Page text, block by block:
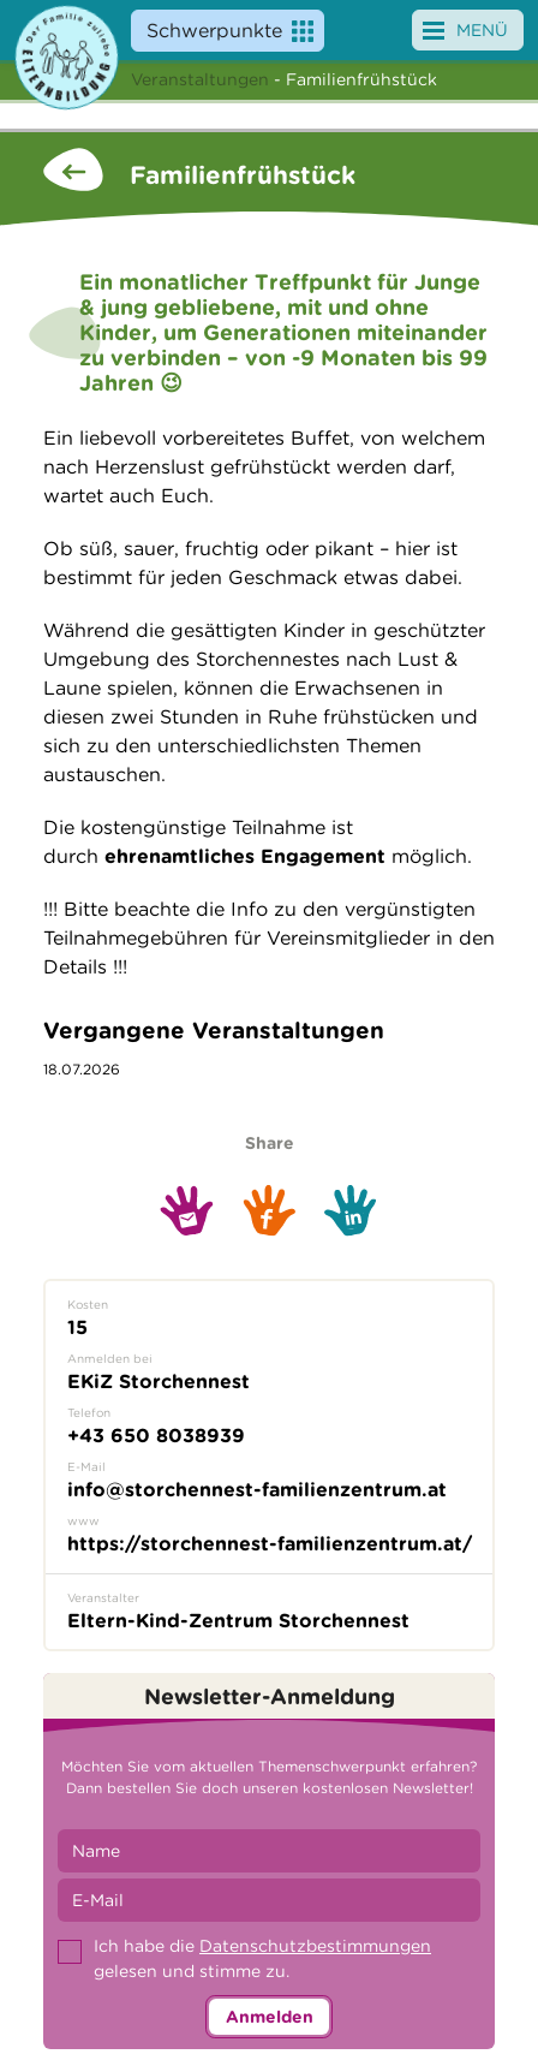
Schwerpunkte
Angebote
Veranstaltungen
Über uns
Suche
MENÜ
Veranstaltungen - Familienfrühstück
Familienfrühstück
Ein monatlicher Treffpunkt für Junge
& jung gebliebene, mit und ohne
Kinder, um Generationen miteinander
zu verbinden – von -9 Monaten bis 99
Jahren 😉
Ein liebevoll vorbereitetes Buffet, von welchem
nach Herzenslust gefrühstückt werden darf,
wartet auch Euch.
Ob süß, sauer, fruchtig oder pikant – hier ist
bestimmt für jeden Geschmack etwas dabei.
Während die gesättigten Kinder in geschützter
Umgebung des Storchennestes nach Lust &
Laune spielen, können die Erwachsenen in
diesen zwei Stunden in Ruhe frühstücken und
sich zu den unterschiedlichsten Themen
austauschen.
Die kostengünstige Teilnahme ist
durch ehrenamtliches Engagement möglich.
!!! Bitte beachte die Info zu den vergünstigten
Teilnahmegebühren für Vereinsmitglieder in den
Details !!!
Vergangene Veranstaltungen
18.07.2026
Share
Kosten
15
Anmelden bei
EKiZ Storchennest
Telefon
+43 650 8038939
E-Mail
info@storchennest-familienzentrum.at
www
https://storchennest-familienzentrum.at/
Veranstalter
Eltern-Kind-Zentrum Storchennest
Newsletter-Anmeldung
Möchten Sie vom aktuellen Themenschwerpunkt erfahren?
Dann bestellen Sie doch unseren kostenlosen Newsletter!
Ich habe die Datenschutzbestimmungen
gelesen und stimme zu.
Anmelden